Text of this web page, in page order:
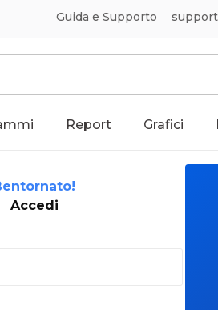
Guida e Supporto
Report Grafici
Accedi